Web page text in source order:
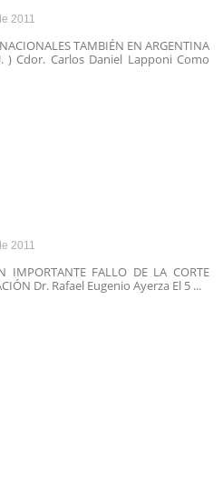
2011
TAMBIÉN EN ARGENTINA
) Cdor. Carlos Daniel Lapponi Como
2011
IMPORTANTE FALLO DE LA CORTE
Dr. Rafael Eugenio Ayerza El 5 ...